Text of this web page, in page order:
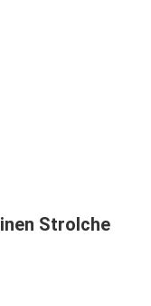
Strolche